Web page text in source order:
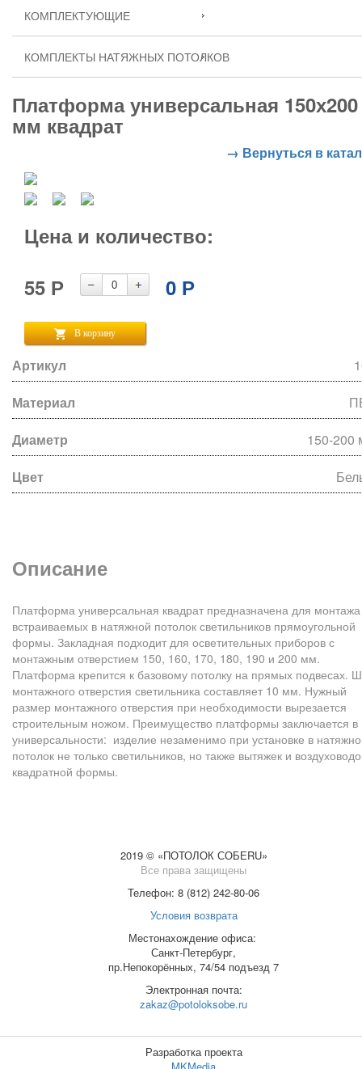
КОМПЛЕКТУЮЩИЕ
КОМПЛЕКТЫ НАТЯЖНЫХ ПОТОЛКОВ
Платформа универсальная 150х200
мм квадрат
→ Вернуться в
Цена и количество:
55 Р 0 Р
В корзину
Артикул
Материал
Диаметр
150-200
Цвет
Описание
Платформа универсальная квадрат предназначена для монтажа
встраиваемых в натяжной потолок светильников прямоугольной
формы. Закладная подходит для осветительных приборов с
монтажным отверстием 150, 160, 170, 180, 190 и 200 мм.
Платформа крепится к базовому потолку на прямых подвесах.
монтажного отверстия светильника составляет 10 мм. Нужный
размер монтажного отверстия при необходимости вырезается
строительным ножом. Преимущество платформы заключается в
универсальности: изделие незаменимо при установке в
потолок не только светильников, но также вытяжек и
квадратной формы.
2019 © «ПОТОЛОК СОБЕRU»
Все права защищены
Телефон: 8 (812) 242-80-06
Условия возврата
Местонахождение офиса:
Санкт-Петербург,
пр.Непокорённых, 74/54 подъезд 7
Электронная почта:
zakaz@potoloksobe.ru
Разработка проекта